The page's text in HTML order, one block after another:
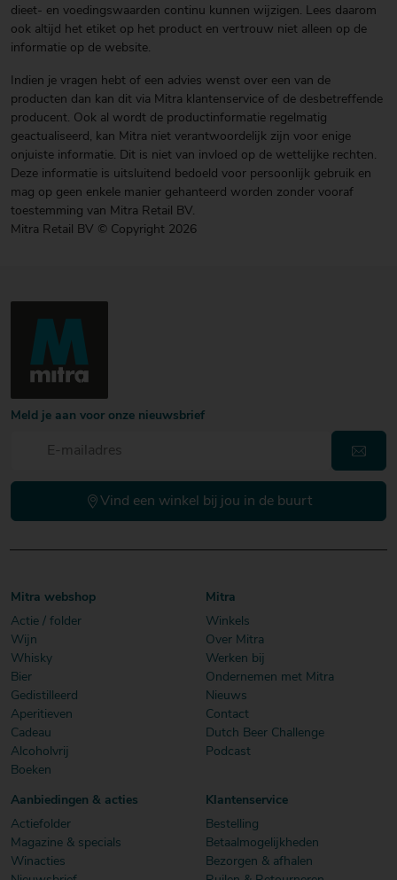
dieet- en voedingswaarden continu kunnen wijzigen. Lees daarom
ook altijd het etiket op het product en vertrouw niet alleen op de
informatie op de website.
Indien je vragen hebt of een advies wenst over een van de
producten dan kan dit via Mitra klantenservice of de desbetreffende
producent. Ook al wordt de productinformatie regelmatig
geactualiseerd, kan Mitra niet verantwoordelijk zijn voor enige
onjuiste informatie. Dit is niet van invloed op de wettelijke rechten.
Deze informatie is uitsluitend bedoeld voor persoonlijk gebruik en
mag op geen enkele manier gehanteerd worden zonder vooraf
toestemming van Mitra Retail BV.
Mitra Retail BV © Copyright 2026
Meld je aan voor onze nieuwsbrief
Vind een winkel bij jou in de buurt
Mitra webshop
Actie / folder
Wijn
Whisky
Bier
Gedistilleerd
Aperitieven
Cadeau
Alcoholvrij
Boeken
Mitra
Winkels
Over Mitra
Werken bij
Ondernemen met Mitra
Nieuws
Contact
Dutch Beer Challenge
Podcast
Aanbiedingen & acties
Actiefolder
Magazine & specials
Winacties
Klantenservice
Bestelling
Betaalmogelijkheden
Bezorgen & afhalen